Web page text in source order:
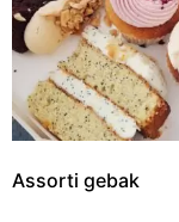
Assorti gebak